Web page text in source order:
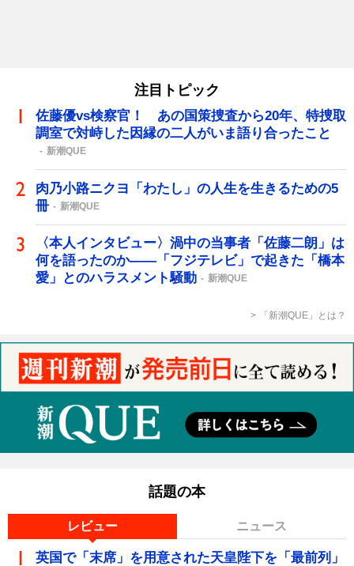
注目トピック
佐藤優vs検察官！ あの国策捜査から20年、特捜取
調室で対峙した因縁の二人がいま語り合ったこと
新潮QUE
肉乃小路ニクヨ「わたし」の人生を生きるための5
冊
新潮QUE
〈本人インタビュー〉渦中の当事者「佐藤二朗」は
何を語ったのか――「フジテレビ」で起きた「橋本
愛」とのハラスメント騒動
新潮QUE
「新潮QUE」とは？
話題の本
レビュー ニュース
英国で「末席」を用意された天皇陛下を「最前列」